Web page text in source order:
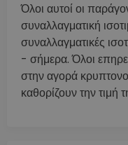
Όλοι αυτοί οι
συναλλαγματική
συναλλαγματικές
- σήμερα. Όλοι
στην αγορά
καθορίζουν την τιμή